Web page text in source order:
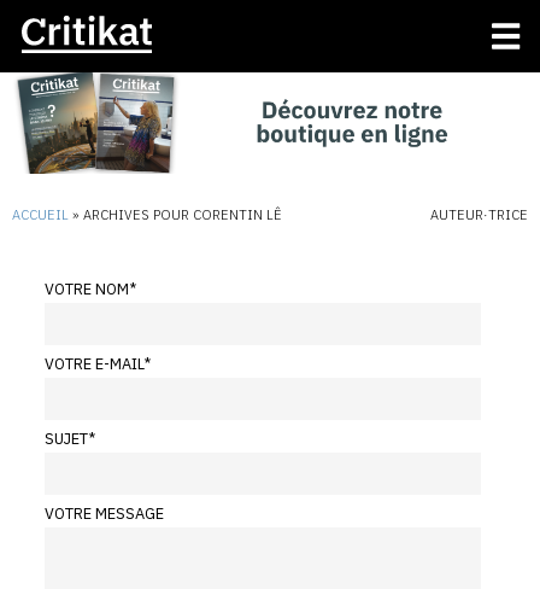
ACCUEIL » ARCHIVES POUR CORENTIN LÊ AUTEUR·TRICE
VOTRE NOM*
VOTRE E-MAIL*
SUJET*
VOTRE MESSAGE